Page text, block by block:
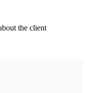
the client